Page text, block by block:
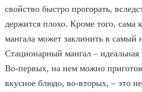
свойство быстро прогорать,
держится плохо. Кроме того, сама
мангала может заклинить в самый
Стационарный мангал – идеальная
Во-первых, на нем можно
вкусное блюдо, во-вторых, – это